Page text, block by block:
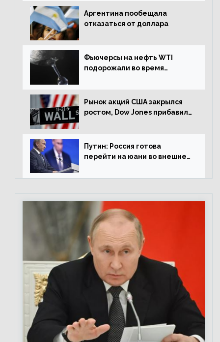
Аргентина пообещала
отказаться от доллара
Фьючерсы на нефть WTI
подорожали во время
Рынок акций США закрылся
ростом, Dow Jones прибавил
Путин: Россия готова
перейти на юани во внешней